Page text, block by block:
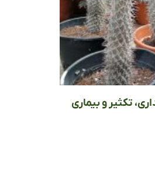
تکثیر و بیماری